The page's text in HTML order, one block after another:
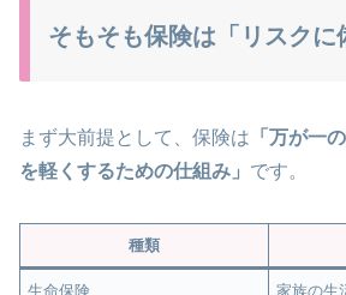
そもそも保険は「リスクに
まず大前提として、保険は 「万が一
を軽くするための仕組み」 です。
種類
生命保険 家族の生